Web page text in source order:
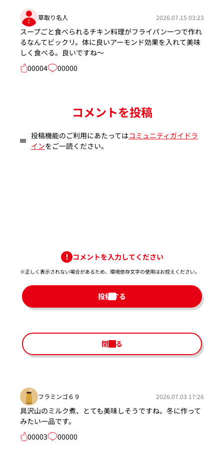
草取り名人 2026.07.15 03:23
スープごと食べられるチキン料理がフライパン一つで作れ
るなんてビックリ。体に良いアーモンド効果を入れて美味
しく食べる。良いですね～
00004
00000
コメントを投稿
投稿機能のご利用にあたってはコミュニティガイドラ
インをご一読ください。
コメントを入力してください
※正しく表示されない場合があるため、環境依存文字の使用はお控えください。​
投稿する
閉じる
フラミンゴ６９ 2026.07.03 17:26
具沢山のミルク煮、とても美味しそうですね。冬に作って
みたい一品です。
00003
00000